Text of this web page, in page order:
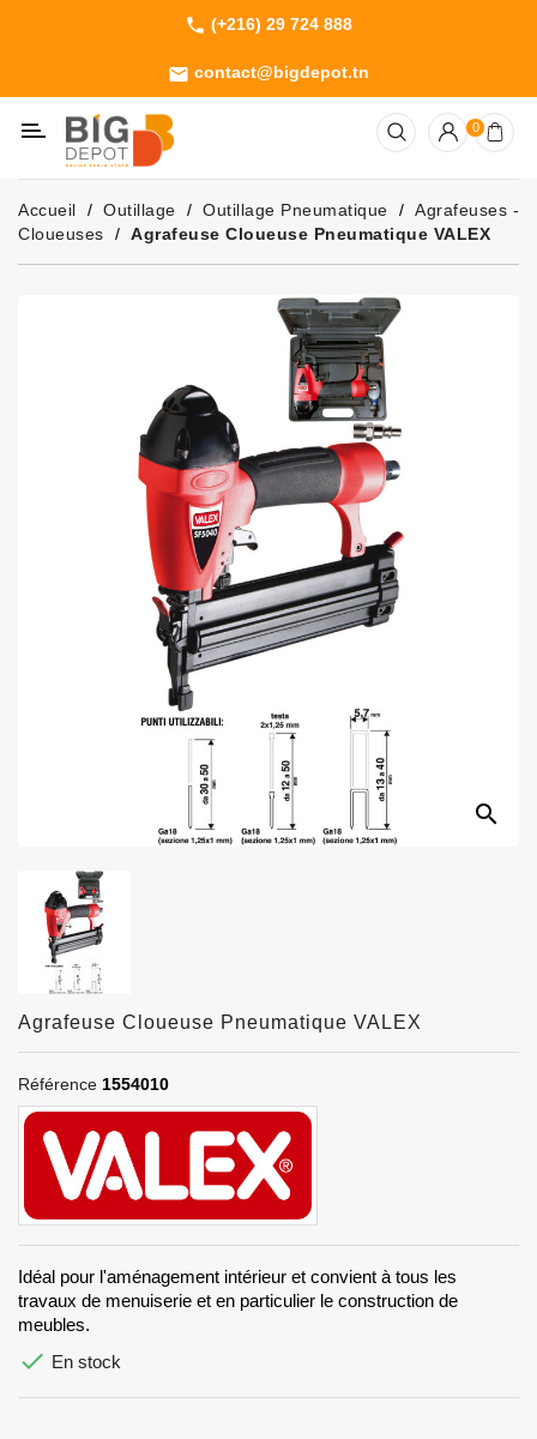
phone (+216) 29 724 888
email contact@bigdepot.tn
Machines
Outillage
Jardinage
Consommables
0
Accueil Outillage Outillage Pneumatique
Agrafeuses -
Cloueuses
Agrafeuse Cloueuse Pneumatique VALEX
search
Agrafeuse Cloueuse Pneumatique VALEX
Référence 1554010
Idéal pour l'aménagement intérieur et convient à tous les
travaux de menuiserie et en particulier le construction de
meubles.
 En stock